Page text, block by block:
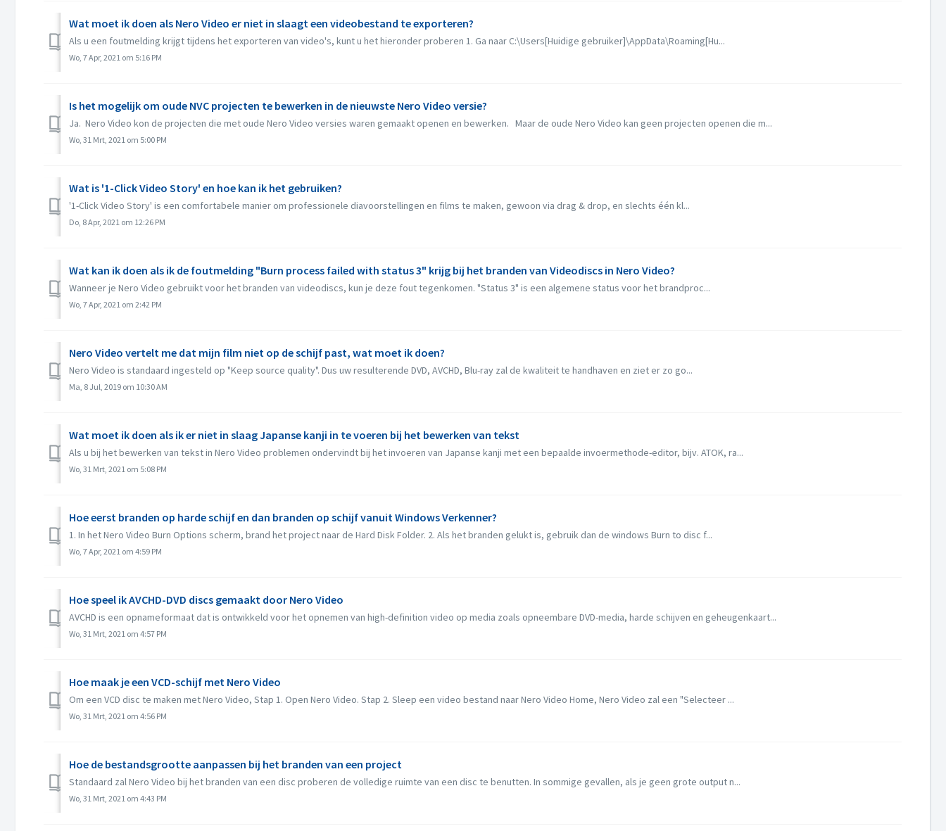
Wat moet ik doen als Nero Video er niet in slaagt een videobestand te exporteren?
Als u een foutmelding krijgt tijdens het exporteren van video's, kunt u het hieronder proberen 1. Ga naar C:\Users[Huidige gebruiker]\AppData\Roaming[Hu...
Wo, 7 Apr, 2021 om 5:16 PM
Is het mogelijk om oude NVC projecten te bewerken in de nieuwste Nero Video versie?
Ja. Nero Video kon de projecten die met oude Nero Video versies waren gemaakt openen en bewerken. Maar de oude Nero Video kan geen projecten openen die m...
Wo, 31 Mrt, 2021 om 5:00 PM
Wat is '1-Click Video Story' en hoe kan ik het gebruiken?
'1-Click Video Story' is een comfortabele manier om professionele diavoorstellingen en films te maken, gewoon via drag & drop, en slechts één kl...
Do, 8 Apr, 2021 om 12:26 PM
Wat kan ik doen als ik de foutmelding "Burn process failed with status 3" krijg bij het branden van Videodiscs in Nero Video?
Wanneer je Nero Video gebruikt voor het branden van videodiscs, kun je deze fout tegenkomen. "Status 3" is een algemene status voor het brandproc...
Wo, 7 Apr, 2021 om 2:42 PM
Nero Video vertelt me dat mijn film niet op de schijf past, wat moet ik doen?
Nero Video is standaard ingesteld op "Keep source quality". Dus uw resulterende DVD, AVCHD, Blu-ray zal de kwaliteit te handhaven en ziet er zo go...
Ma, 8 Jul, 2019 om 10:30 AM
Wat moet ik doen als ik er niet in slaag Japanse kanji in te voeren bij het bewerken van tekst
Als u bij het bewerken van tekst in Nero Video problemen ondervindt bij het invoeren van Japanse kanji met een bepaalde invoermethode-editor, bijv. ATOK, ra...
Wo, 31 Mrt, 2021 om 5:08 PM
Hoe eerst branden op harde schijf en dan branden op schijf vanuit Windows Verkenner?
1. In het Nero Video Burn Options scherm, brand het project naar de Hard Disk Folder. 2. Als het branden gelukt is, gebruik dan de windows Burn to disc f...
Wo, 7 Apr, 2021 om 4:59 PM
Hoe speel ik AVCHD-DVD discs gemaakt door Nero Video
AVCHD is een opnameformaat dat is ontwikkeld voor het opnemen van high-definition video op media zoals opneembare DVD-media, harde schijven en geheugenkaart...
Wo, 31 Mrt, 2021 om 4:57 PM
Hoe maak je een VCD-schijf met Nero Video
Om een VCD disc te maken met Nero Video, Stap 1. Open Nero Video. Stap 2. Sleep een video bestand naar Nero Video Home, Nero Video zal een "Selecteer ...
Wo, 31 Mrt, 2021 om 4:56 PM
Hoe de bestandsgrootte aanpassen bij het branden van een project
Standaard zal Nero Video bij het branden van een disc proberen de volledige ruimte van een disc te benutten. In sommige gevallen, als je geen grote output n...
Wo, 31 Mrt, 2021 om 4:43 PM